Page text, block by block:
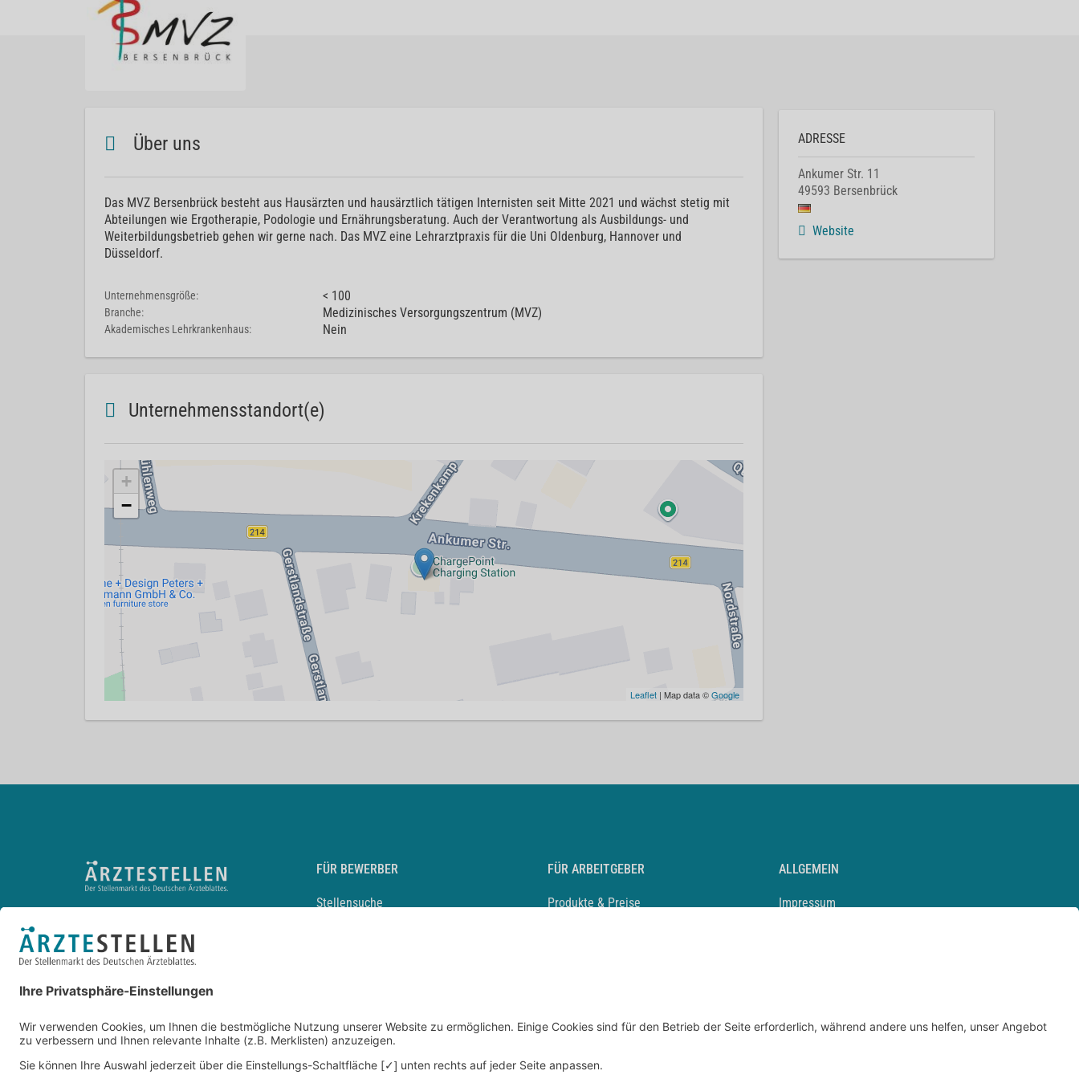
Über uns
Das MVZ Bersenbrück besteht aus Hausärzten und hausärztlich tätigen Internisten seit Mitte 2021 und wächst stetig mit
Abteilungen wie Ergotherapie, Podologie und Ernährungsberatung. Auch der Verantwortung als Ausbildungs- und
Weiterbildungsbetrieb gehen wir gerne nach. Das MVZ eine Lehrarztpraxis für die Uni Oldenburg, Hannover und
Düsseldorf.
Unternehmensgröße: < 100
Branche: Medizinisches Versorgungszentrum (MVZ)
Akademisches Lehrkrankenhaus: Nein
Unternehmensstandort(e)
+
−
Leaflet | Map data ©Google
ADRESSE
Ankumer Str. 11
49593 Bersenbrück
Website
FÜR BEWERBER
Stellensuche
Durchsuchen Sie den Stellenkatalog
FÜR ARBEITGEBER
Produkte & Preise
ALLGEMEIN
Impressum